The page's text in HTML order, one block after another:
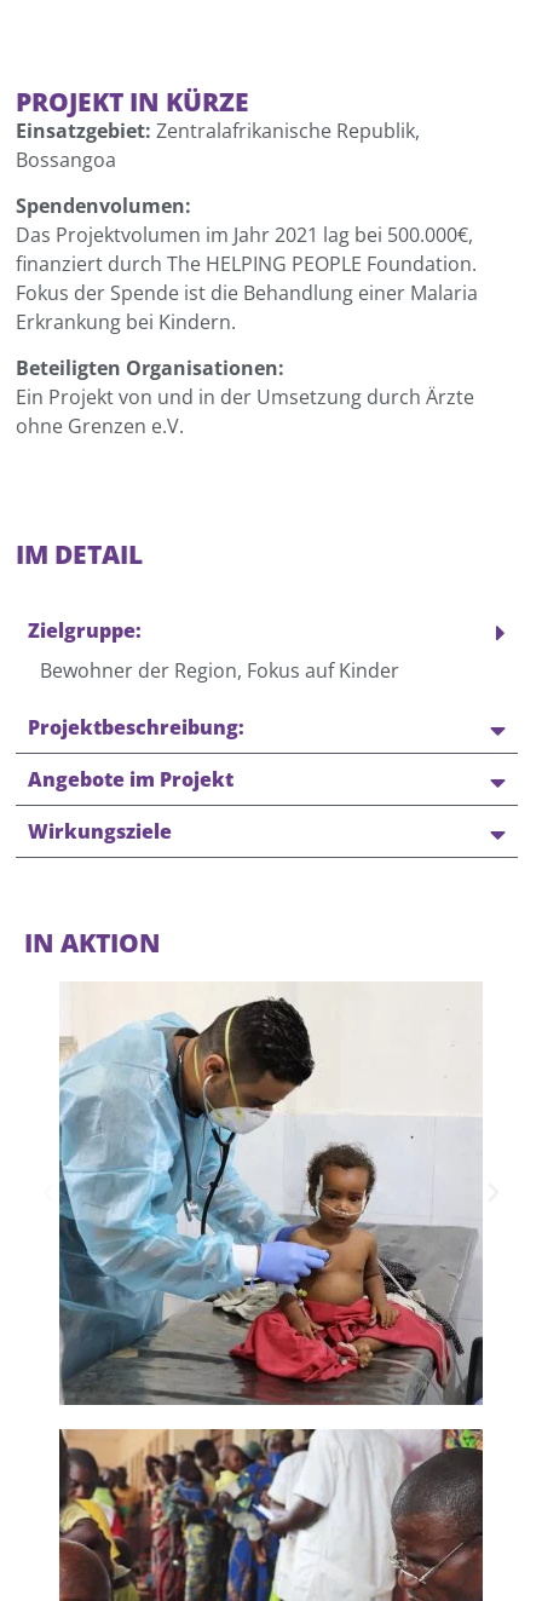
PROJEKT IN KÜRZE
Einsatzgebiet: Zentralafrikanische Republik,
Bossangoa
Spendenvolumen:
Das Projektvolumen im Jahr 2021 lag bei 500.000€,
finanziert durch The HELPING PEOPLE Foundation.
Fokus der Spende ist die Behandlung einer Malaria
Erkrankung bei Kindern.
Beteiligten Organisationen:
Ein Projekt von und in der Umsetzung durch Ärzte
ohne Grenzen e.V.
IM DETAIL
Zielgruppe:
Bewohner der Region, Fokus auf Kinder
Projektbeschreibung:
Angebote im Projekt
Wirkungsziele
IN AKTION